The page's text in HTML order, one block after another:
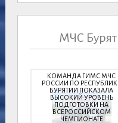
МЧС
КОМАНДА ГИМС МЧС
РОССИИ ПО
БУРЯТИИ ПОКАЗАЛА
ВЫСОКИЙ УРОВЕНЬ
ПОДГОТОВКИ НА
ВСЕРОССИЙСКОМ
ЧЕМПИОНАТЕ